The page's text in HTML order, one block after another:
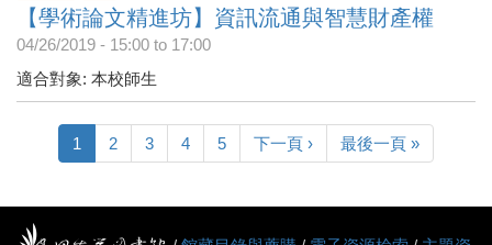
【學術論文精進坊】資訊流通與智慧財產權
04/26/2019 - 15:00 to 17:00
適合對象: 本校師生
1 2 3 4 5 下一頁 › 最後一頁 »